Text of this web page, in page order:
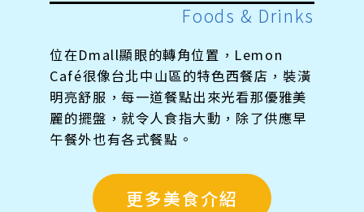
Foods & Drinks
位在Dmall顯眼的轉角位置，Lemon
Café很像台北中山區的特色西餐店，裝潢
明亮舒服，每一道餐點出來光看那優雅美
麗的擺盤，就令人食指大動，除了供應早
午餐外也有各式餐點。
更多美食介紹